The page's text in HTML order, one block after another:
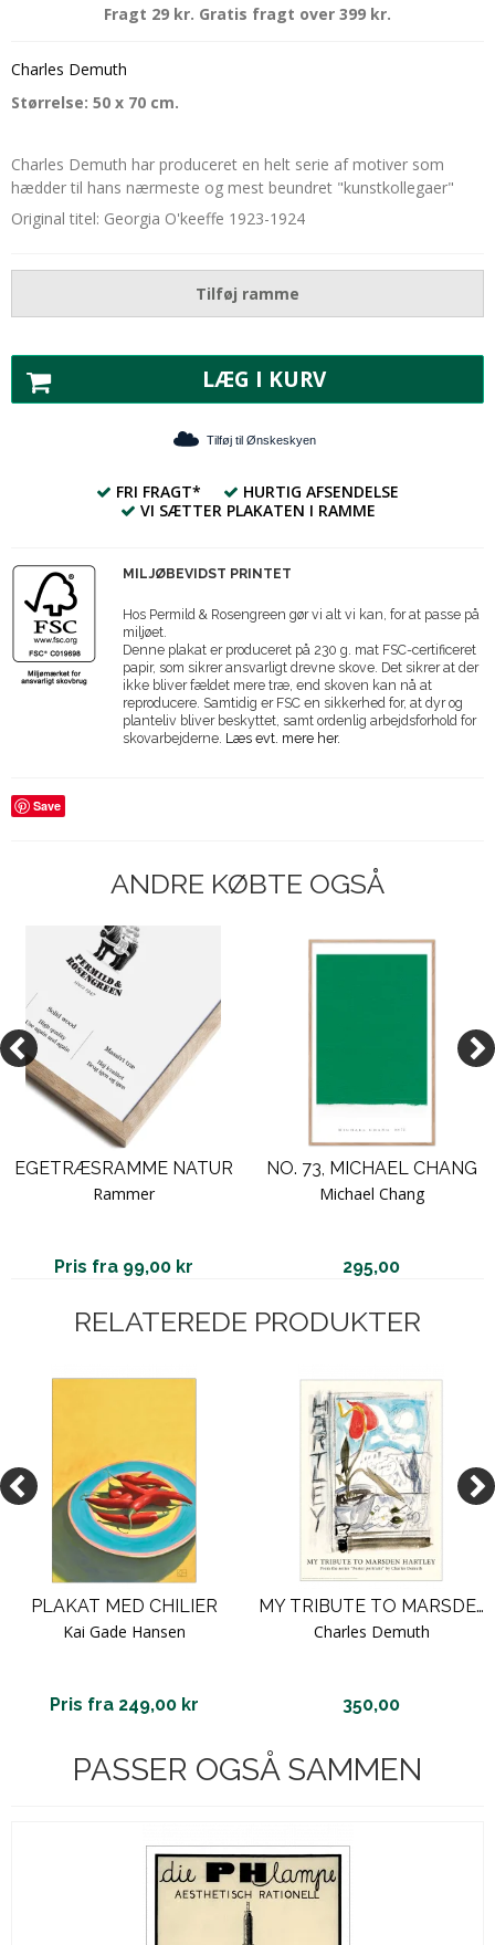
Fragt 29 kr. Gratis fragt over 399 kr.
Charles Demuth
Størrelse: 50 x 70 cm.
Charles Demuth har produceret en helt serie af motiver som
hædder til hans nærmeste og mest beundret "kunstkollegaer"
Original titel: Georgia O'keeffe 1923-1924
Tilføj ramme
LÆG I KURV
Tilføj til Ønskeskyen
FRI FRAGT*
HURTIG AFSENDELSE
VI SÆTTER PLAKATEN I RAMME
MILJØBEVIDST PRINTET
Hos Permild & Rosengreen gør vi alt vi kan, for at passe på
miljøet.
Denne plakat er produceret på 230 g. mat FSC-certificeret
papir, som sikrer ansvarligt drevne skove. Det sikrer at der
ikke bliver fældet mere træ, end skoven kan nå at
reproducere. Samtidig er FSC en sikkerhed for, at dyr og
planteliv bliver beskyttet, samt ordenlig arbejdsforhold for
skovarbejderne. Læs evt. mere her.
Save
ANDRE KØBTE OGSÅ
EGETRÆSRAMME NATUR
Rammer
Pris fra 99,00 kr
NO. 73, MICHAEL CHANG
Michael Chang
295,00
RELATEREDE PRODUKTER
PLAKAT MED CHILIER
Kai Gade Hansen
Pris fra 249,00 kr
MY TRIBUTE TO MARSDEN HARTLEY
Charles Demuth
350,00
PASSER OGSÅ SAMMEN